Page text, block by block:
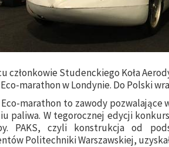
członkowie Studenckiego Koła
marathon w Londynie. Do Polski
marathon to zawody pozwalające
paliwa. W tegorocznej edycji
PAKS, czyli konstrukcja od
Politechniki Warszawskiej,